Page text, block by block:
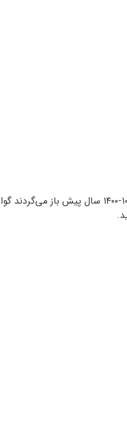
:فلز روی از قرن‌ها پیش مورد استفاده انسان